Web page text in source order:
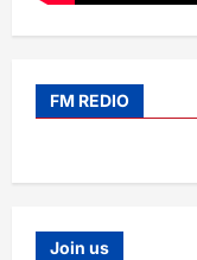
FM REDIO
Join us